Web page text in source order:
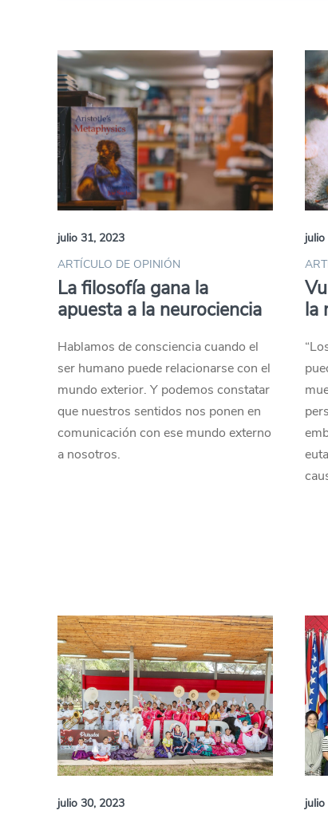
julio 31, 2023
ARTÍCULO DE OPINIÓN
La filosofía gana la
apuesta a la neurociencia
Hablamos de consciencia cuando el
ser humano puede relacionarse con el
mundo exterior. Y podemos constatar
que nuestros sentidos nos ponen en
comunicación con ese mundo externo
a nosotros.
la
julio 30, 2023